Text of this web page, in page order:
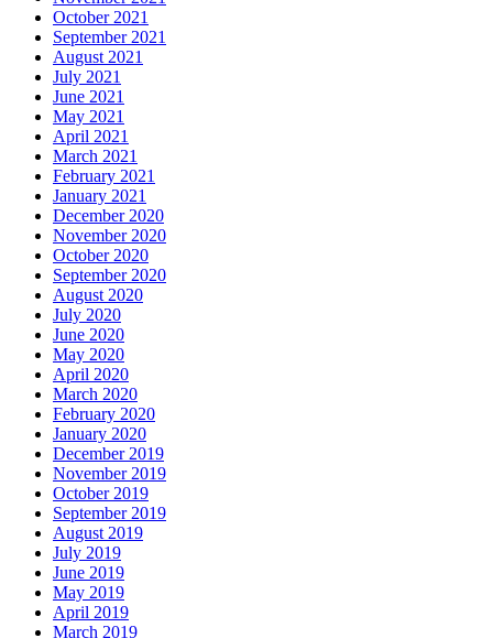
October 2021
September 2021
August 2021
July 2021
June 2021
May 2021
April 2021
March 2021
February 2021
January 2021
December 2020
November 2020
October 2020
September 2020
August 2020
July 2020
June 2020
May 2020
April 2020
March 2020
February 2020
January 2020
December 2019
November 2019
October 2019
September 2019
August 2019
July 2019
June 2019
May 2019
April 2019
March 2019